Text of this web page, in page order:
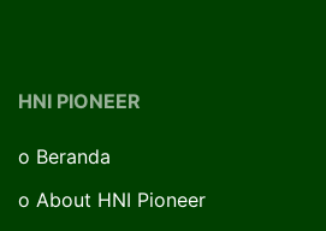
HNI PIONEER
o Beranda
o About HNI Pioneer